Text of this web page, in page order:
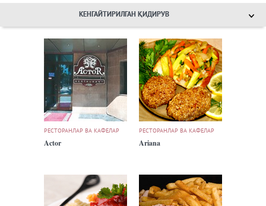
КЕНГАЙТИРИЛГАН ҚИДИРУВ
РЕСТОРАНЛАР ВА КАФЕЛАР
Actor
РЕСТОРАНЛАР ВА КАФЕЛАР
Ariana